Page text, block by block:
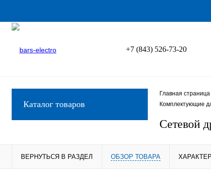
+7 (843) 526-73-20
Каталог товаров
Главная страница
Комплектующие
Сетевой
ВЕРНУТЬСЯ В РАЗДЕЛ ОБЗОР ТОВАРА